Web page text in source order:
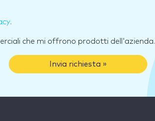
.
che mi offrono prodotti dell'azienda.
Invia richiesta »